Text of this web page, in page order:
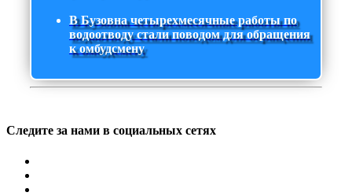
В Бузовна четырехмесячные работы по
водоотводу стали поводом для обращения
к омбудсмену
Следите за нами в социальных сетях